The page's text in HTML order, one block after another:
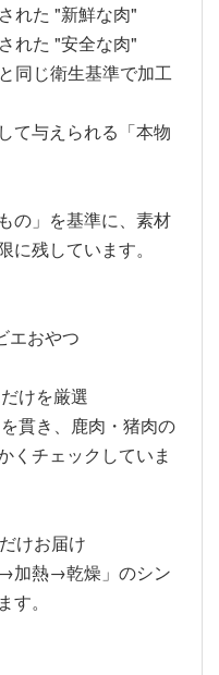
れた "新鮮な肉"
れた "安全な肉"
同じ衛生基準で加工
て与えられる「本物
の」を基準に、素材
残しています。
エおやつ
けを厳選
貫き、鹿肉・猪肉の
くチェックしていま
けお届け
加熱→乾燥」のシン
。